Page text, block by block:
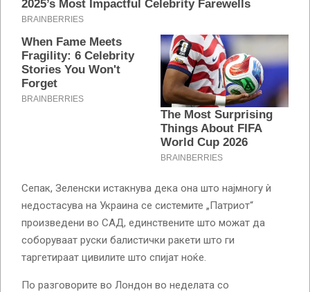
Сепак, Зеленски истакнува дека она што најмногу ѝ
недостасува на Украина се системите „Патриот“
произведени во САД, единствените што можат да
соборуваат руски балистички ракети што ги
таргетираат цивилите што спијат ноќе.
По разговорите во Лондон во неделата со